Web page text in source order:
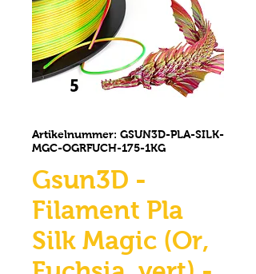
Artikelnummer: GSUN3D-PLA-SILK-
MGC-OGRFUCH-175-1KG
Gsun3D -
Filament Pla
Silk Magic (Or,